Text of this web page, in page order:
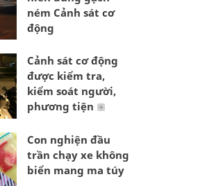
ném Cảnh sát cơ
động
Cảnh sát cơ động
được kiểm tra,
kiểm soát người,
phương tiện
Con nghiện đầu
trần chạy xe không
biển mang ma túy